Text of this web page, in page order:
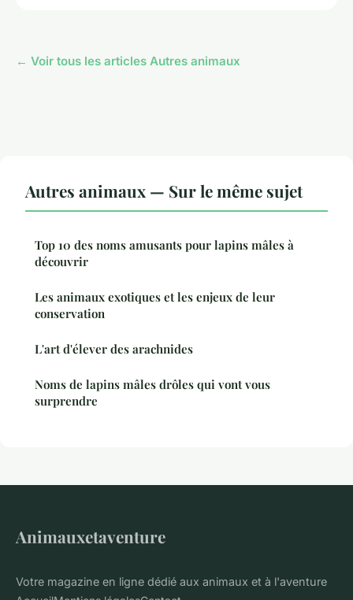
← Voir tous les articles Autres animaux
Autres animaux — Sur le même sujet
Top 10 des noms amusants pour lapins mâles à
découvrir
Les animaux exotiques et les enjeux de leur
conservation
L'art d'élever des arachnides
Noms de lapins mâles drôles qui vont vous
surprendre
Animauxetaventure
Votre magazine en ligne dédié aux animaux et à l'aventure